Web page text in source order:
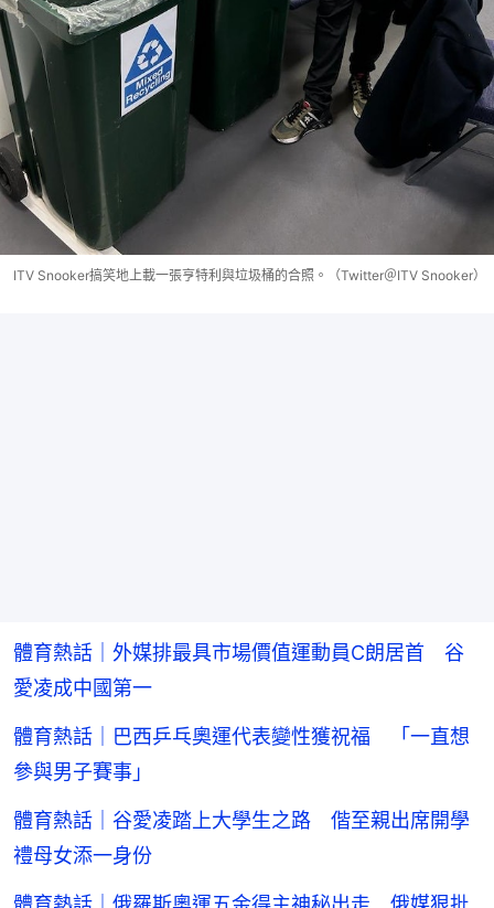
ITV Snooker搞笑地上載一張亨特利與垃圾桶的合照。（Twitter＠ITV Snooker）
體育熱話｜外媒排最具市場價值運動員C朗居首 谷
愛凌成中國第一
體育熱話｜巴西乒乓奧運代表變性獲祝福 「一直想
參與男子賽事」
體育熱話｜谷愛凌踏上大學生之路 偕至親出席開學
禮母女添一身份